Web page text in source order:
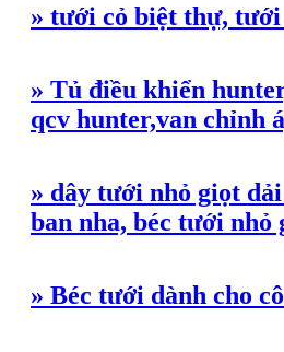
» tưới cỏ biệt thự,
» Tủ điều khiển
qcv hunter,van chỉnh
» dây tưới nhỏ giọt
ban nha, béc tưới nhỏ
» Béc tưới dành cho